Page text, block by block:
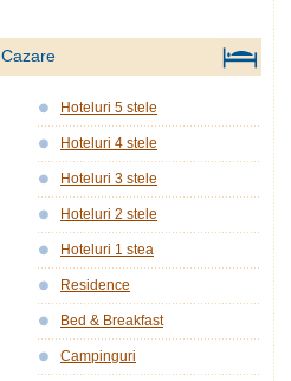
Cazare
Hoteluri 5 stele
Hoteluri 4 stele
Hoteluri 3 stele
Hoteluri 2 stele
Hoteluri 1 stea
Residence
Bed & Breakfast
Campinguri